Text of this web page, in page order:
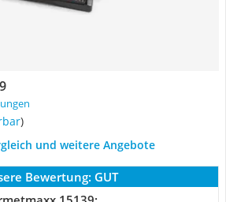
)
und weitere Angebote
Bewertung: GUT